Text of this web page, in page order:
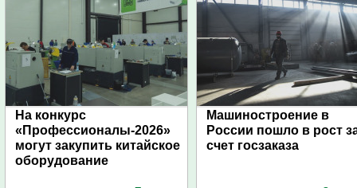
На конкурс
«Профессионалы-2026»
могут закупить китайское
оборудование
Машиностроение в
России пошло в рост
счет госзаказа